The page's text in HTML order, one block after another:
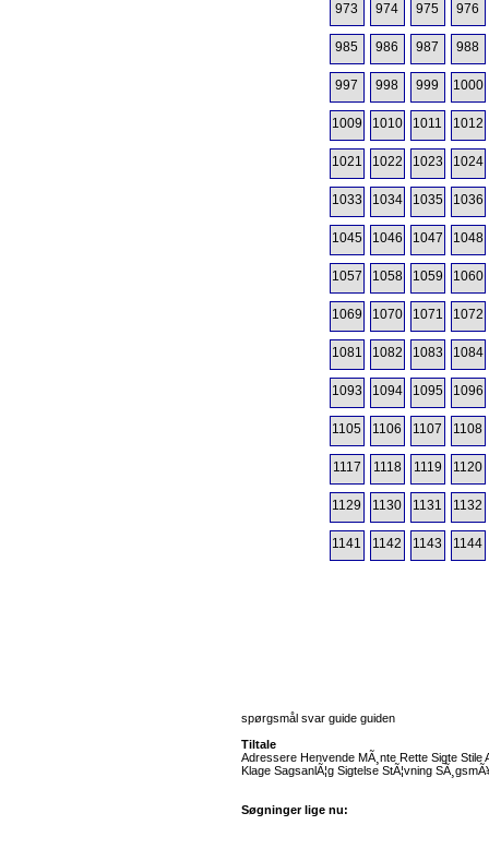
973 974 975 976
985 986 987 988
997 998 999 1000
1009 1010 1011 1012
1021 1022 1023 1024
1033 1034 1035 1036
1045 1046 1047 1048
1057 1058 1059 1060
1069 1070 1071 1072
1081 1082 1083 1084
1093 1094 1095 1096
1105 1106 1107 1108
1117 1118 1119 1120
1129 1130 1131 1132
1141 1142 1143 1144
spørgsmål svar guide guiden
Tiltale
Adressere Henvende MÃ¸nte Rette Sigte
Klage SagsanlÃ¦g Sigtelse StÃ¦vning
Søgninger lige nu: